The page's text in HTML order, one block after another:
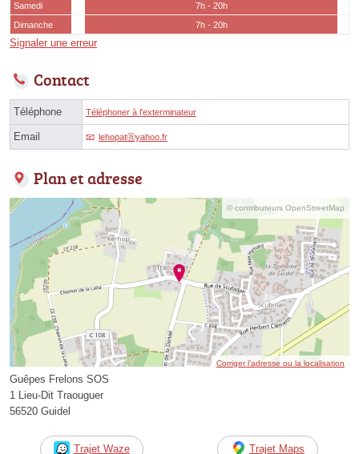
Samedi
7h - 20h
Dimanche
7h - 20h
Signaler une erreur
Contact
Téléphone Téléphoner à l'exterminateur
Email lehopatⓐyahoo.fr
Plan et adresse
© contributeurs OpenStreetMap
Corriger l’adresse ou la localisation
Guêpes Frelons SOS
1 Lieu-Dit Traouguer
56520 Guidel
Trajet Waze Trajet Maps